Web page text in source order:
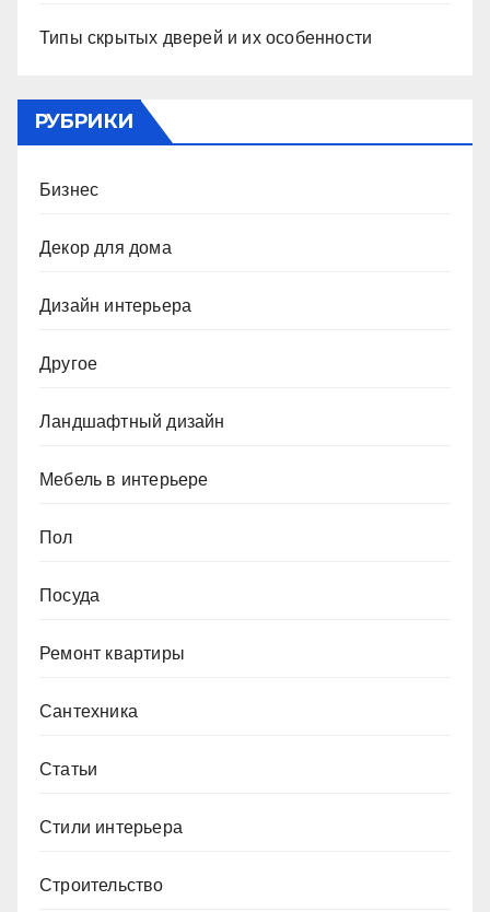
Типы скрытых дверей и их особенности
РУБРИКИ
Бизнес
Декор для дома
Дизайн интерьера
Другое
Ландшафтный дизайн
Мебель в интерьере
Пол
Посуда
Ремонт квартиры
Сантехника
Статьи
Стили интерьера
Строительство